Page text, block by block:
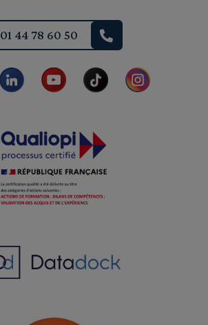
01 44 78 60 50